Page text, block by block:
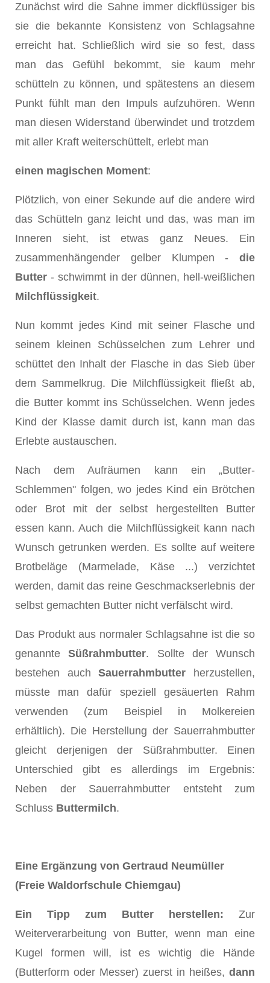
Zunächst wird die Sahne immer dickflüssiger bis
sie die bekannte Konsistenz von Schlagsahne
erreicht hat. Schließlich wird sie so fest, dass
man das Gefühl bekommt, sie kaum mehr
schütteln zu können, und spätestens an diesem
Punkt fühlt man den Impuls aufzuhören. Wenn
man diesen Widerstand überwindet und trotzdem
mit aller Kraft weiterschüttelt, erlebt man
einen magischen Moment:
Plötzlich, von einer Sekunde auf die andere wird
das Schütteln ganz leicht und das, was man im
Inneren sieht, ist etwas ganz Neues. Ein
zusammenhängender gelber Klumpen - die
Butter - schwimmt in der dünnen, hell-weißlichen
Milchflüssigkeit.
Nun kommt jedes Kind mit seiner Flasche und
seinem kleinen Schüsselchen zum Lehrer und
schüttet den Inhalt der Flasche in das Sieb über
dem Sammelkrug. Die Milchflüssigkeit fließt ab,
die Butter kommt ins Schüsselchen. Wenn jedes
Kind der Klasse damit durch ist, kann man das
Erlebte austauschen.
Nach dem Aufräumen kann ein „Butter-
Schlemmen" folgen, wo jedes Kind ein Brötchen
oder Brot mit der selbst hergestellten Butter
essen kann. Auch die Milchflüssigkeit kann nach
Wunsch getrunken werden. Es sollte auf weitere
Brotbeläge (Marmelade, Käse ...) verzichtet
werden, damit das reine Geschmackserlebnis der
selbst gemachten Butter nicht verfälscht wird.
Das Produkt aus normaler Schlagsahne ist die so
genannte Süßrahmbutter. Sollte der Wunsch
bestehen auchSauerrahmbutter herzustellen,
müsste man dafür speziell gesäuerten Rahm
verwenden (zum Beispiel in Molkereien
erhältlich). Die Herstellung der Sauerrahmbutter
gleicht derjenigen der Süßrahmbutter. Einen
Unterschied gibt es allerdings im Ergebnis:
Neben der Sauerrahmbutter entsteht zum
Schluss Buttermilch.
Eine Ergänzung von Gertraud Neumüller
(Freie Waldorfschule Chiemgau)
Ein Tipp zum Butter herstellen: Zur
Weiterverarbeitung von Butter, wenn man eine
Kugel formen will, ist es wichtig die Hände
(Butterform oder Messer) zuerst in heißes, dann